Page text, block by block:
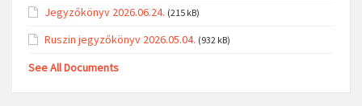
Jegyzőkönyv 2026.06.24. (215 kB)
Ruszin jegyzőkönyv 2026.05.04. (932 kB)
See All Documents